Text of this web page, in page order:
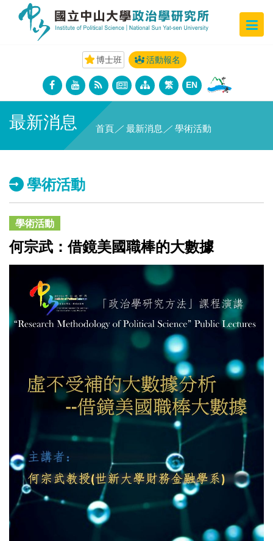
博士班 活動報名
繁 EN
最新消息 首頁 ／ 最新消息 ／ 學術活動
學術活動
學術活動
何宗武：借鏡美國職棒的大數據